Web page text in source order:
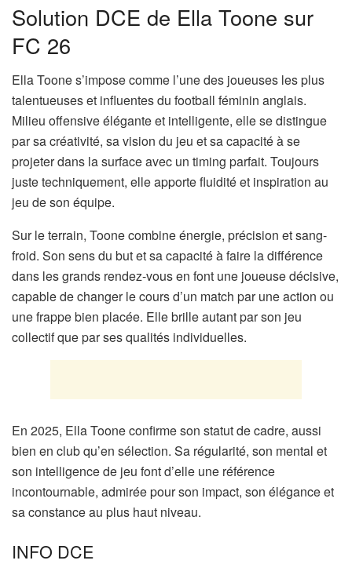
Solution DCE de Ella Toone sur
FC 26
Ella Toone s’impose comme l’une des joueuses les plus
talentueuses et influentes du football féminin anglais.
Milieu offensive élégante et intelligente, elle se distingue
par sa créativité, sa vision du jeu et sa capacité à se
projeter dans la surface avec un timing parfait. Toujours
juste techniquement, elle apporte fluidité et inspiration au
jeu de son équipe.
Sur le terrain, Toone combine énergie, précision et sang-
froid. Son sens du but et sa capacité à faire la différence
dans les grands rendez-vous en font une joueuse décisive,
capable de changer le cours d’un match par une action ou
une frappe bien placée. Elle brille autant par son jeu
collectif que par ses qualités individuelles.
En 2025, Ella Toone confirme son statut de cadre, aussi
bien en club qu’en sélection. Sa régularité, son mental et
son intelligence de jeu font d’elle une référence
incontournable, admirée pour son impact, son élégance et
sa constance au plus haut niveau.
INFO DCE